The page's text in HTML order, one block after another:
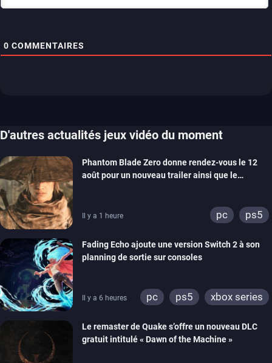
0 COMMENTAIRES
D'autres actualités jeux vidéo du moment
Phantom Blade Zero donne rendez-vous le 12
août pour un nouveau trailer ainsi que le
Il y a 1 heure pc ps5
Fading Echo ajoute une version Switch 2 à son
planning de sortie sur consoles
Il y a 6 heures pc ps5 xbox series
Le remaster de Quake s’offre un nouveau DLC
gratuit intitulé « Dawn of the Machine »